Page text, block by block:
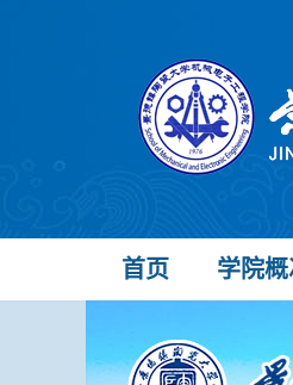
首页 学院